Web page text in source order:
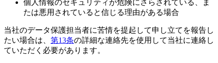
個人情報のセキュリティが危険にさらされている、ま
たは悪用されていると信じる理由がある場合
当社のデータ保護担当者に苦情を提起して申し立てを報告し
たい場合は、 第13条の詳細な連絡先を使用して当社に連絡し
ていただく必要があります。